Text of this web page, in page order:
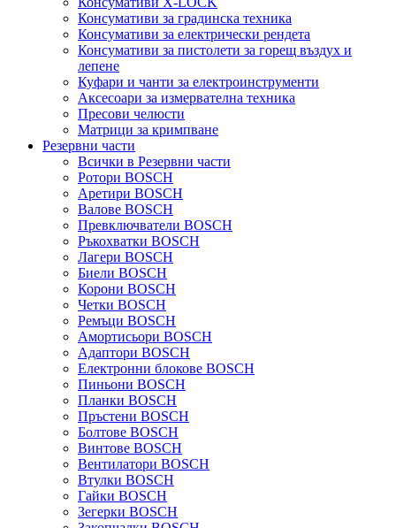
Консумативи за градинска техника
Консумативи за електрически рендета
Консумативи за пистолети за горещ въздух и
лепене
Куфари и чанти за електроинструменти
Аксесоари за измервателна техника
Пресови челюсти
Матрици за кримпване
Резервни части
Всички в Резервни части
Ротори BOSCH
Аретири BOSCH
Валове BOSCH
Превключватели BOSCH
Ръкохватки BOSCH
Лагери BOSCH
Биели BOSCH
Корони BOSCH
Четки BOSCH
Ремъци BOSCH
Амортисьори BOSCH
Адаптори BOSCH
Електронни блокове BOSCH
Пиньони BOSCH
Планки BOSCH
Пръстени BOSCH
Болтове BOSCH
Винтове BOSCH
Вентилатори BOSCH
Втулки BOSCH
Гайки BOSCH
Зегерки BOSCH